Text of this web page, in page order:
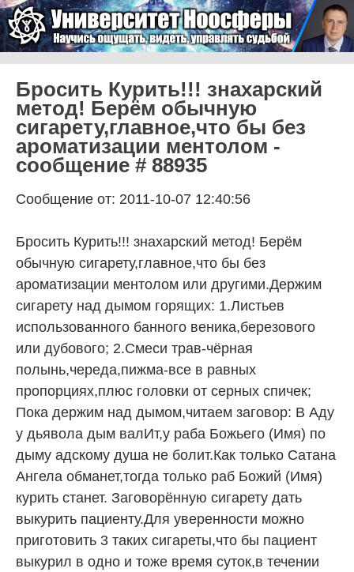
Университет Ноосферы
Бросить Курить!!! знахарский
метод! Берём обычную
сигарету,главное,что бы без
ароматизации ментолом -
сообщение # 88935
Сообщение от: 2011-10-07 12:40:56
Бросить Курить!!! знахарский метод! Берём
обычную сигарету,главное,что бы без
ароматизации ментолом или другими.Держим
сигарету над дымом горящих: 1.Листьев
использованного банного веника,березового
или дубового; 2.Смеси трав-чёрная
полынь,череда,пижма-все в равных
пропорциях,плюс головки от серных спичек;
Пока держим над дымом,читаем заговор: В Аду
у дьявола дым валИт,у раба Божьего (Имя) по
дыму адскому душа не болит.Как только Сатана
Ангела обманет,тогда только раб Божий (Имя)
курить станет. Заговорённую сигарету дать
выкурить пациенту.Для уверенности можно
приготовить 3 таких сигареты,что бы пациент
выкурил в одно и тоже время суток,в течении